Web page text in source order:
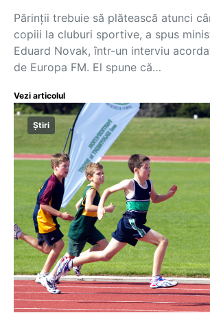
Părinții trebuie să plătească atunci
copiii la cluburi sportive, a spus
Eduard Novak, într-un interviu
de Europa FM. El spune că…
Vezi articolul
Știri